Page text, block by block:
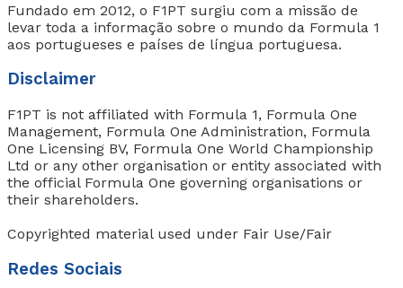
Fundado em 2012, o F1PT surgiu com a missão de
levar toda a informação sobre o mundo da Formula 1
aos portugueses e países de língua portuguesa.
Disclaimer
F1PT is not affiliated with Formula 1, Formula One
Management, Formula One Administration, Formula
One Licensing BV, Formula One World Championship
Ltd or any other organisation or entity associated with
the official Formula One governing organisations or
their shareholders.
Copyrighted material used under Fair Use/Fair
Redes Sociais